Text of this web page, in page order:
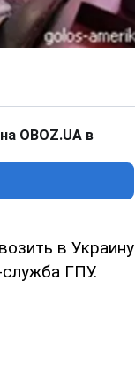
OBOZ.UA в
в Украину
ГПУ.